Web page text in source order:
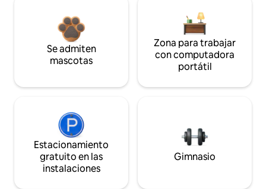
Se admiten
mascotas
Zona para trabajar
con computadora
portátil
Estacionamiento
gratuito en las
instalaciones
Gimnasio